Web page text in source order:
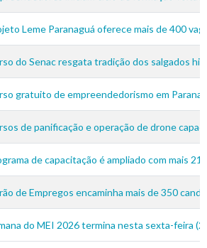
Leme Paranaguá oferece mais de 400
do Senac resgata tradição dos salgados
gratuito de empreendedorismo em
de panificação e operação de drone
de capacitação é ampliado com mais
de Empregos encaminha mais de 350
do MEI 2026 termina nesta sexta-feira